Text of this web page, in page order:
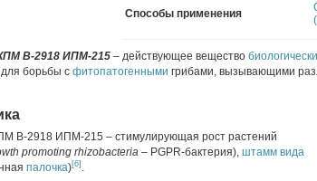
Способы применения
В-2918 ИПМ-215 – действующее вещество
борьбы с фитопатогенными грибами, вызывающими
В-2918 ИПМ-215 – стимулирующая рост растений
promoting rhizobacteria – PGPR-бактерия), штамм вида
палочка)[6] .